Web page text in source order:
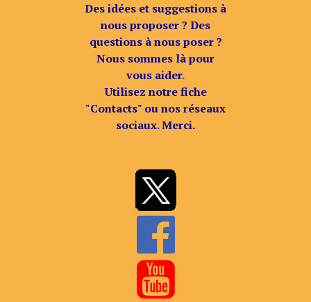
Des idées et suggestions à
nous proposer ? Des
questions à nous poser ?
Nous sommes là pour
vous aider.
Utilisez notre fiche
"Contacts" ou nos réseaux
sociaux. Merci.

